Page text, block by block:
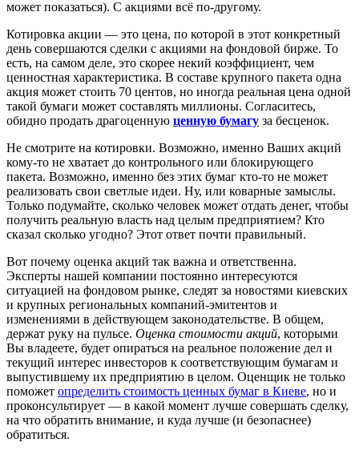
может показаться). С акциями всё по-другому.
Котировка акции — это цена, по которой в этот конкретный
день совершаются сделки с акциями на фондовой бирже. То
есть, на самом деле, это скорее некий коэффициент, чем
ценностная характеристика. В составе крупного пакета одна
акция может стоить 70 центов, но иногда реальная цена одной
такой бумаги может составлять миллионы. Согласитесь,
обидно продать драгоценную ценную бумагу за бесценок.
Не смотрите на котировки. Возможно, именно Ваших акций
кому-то не хватает до контрольного или блокирующего
пакета. Возможно, именно без этих бумаг кто-то не может
реализовать свои светлые идеи. Ну, или коварные замыслы.
Только подумайте, сколько человек может отдать денег, чтобы
получить реальную власть над целым предприятием? Кто
сказал сколько угодно? Этот ответ почти правильный.
Вот почему оценка акций так важна и ответственна.
Эксперты нашей компании постоянно интересуются
ситуацией на фондовом рынке, следят за новостями киевских
и крупных региональных компаний-эмитентов и
изменениями в действующем законодательстве. В общем,
держат руку на пульсе. Оценка стоимости акций, которыми
Вы владеете, будет опираться на реальное положение дел и
текущий интерес инвесторов к соответствующим бумагам и
выпустившему их предприятию в целом. Оценщик не только
поможет определить стоимость ценных бумаг в Киеве, но и
проконсультирует — в какой момент лучше совершать сделку,
на что обратить внимание, и куда лучше (и безопаснее)
обратиться.